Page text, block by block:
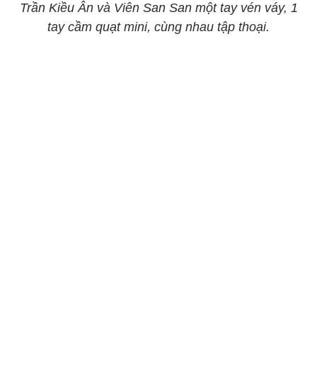
Trần Kiều Ân và Viên San San một tay vén váy, 1
tay cầm quạt mini, cùng nhau tập thoại.